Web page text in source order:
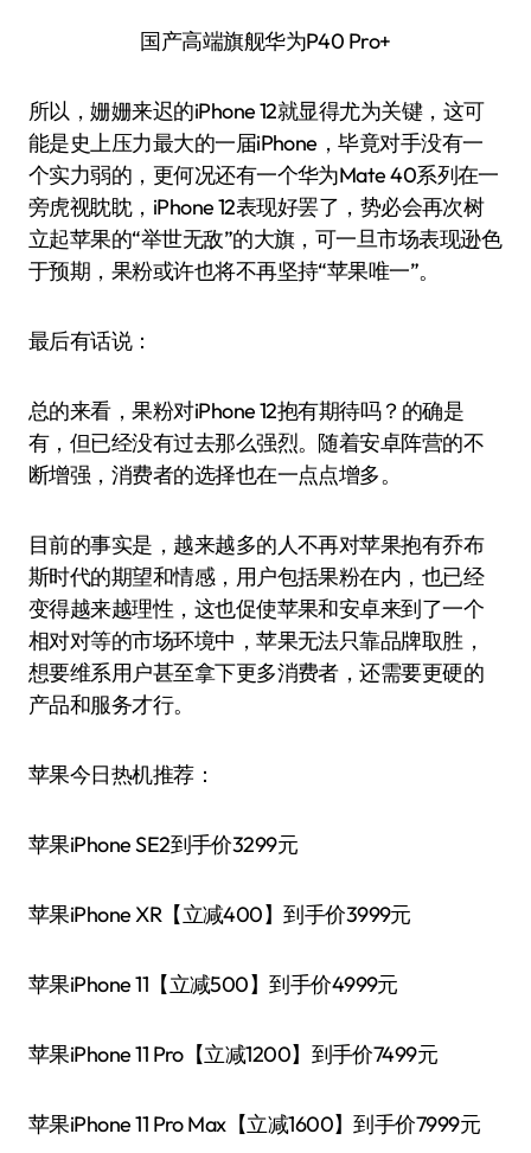
国产高端旗舰华为P40 Pro+
所以，姗姗来迟的iPhone 12就显得尤为关键，这可
能是史上压力最大的一届iPhone，毕竟对手没有一
个实力弱的，更何况还有一个华为Mate 40系列在一
旁虎视眈眈，iPhone 12表现好罢了，势必会再次树
立起苹果的“举世无敌”的大旗，可一旦市场表现逊色
于预期，果粉或许也将不再坚持“苹果唯一”。
最后有话说：
总的来看，果粉对iPhone 12抱有期待吗？的确是
有，但已经没有过去那么强烈。随着安卓阵营的不
断增强，消费者的选择也在一点点增多。
目前的事实是，越来越多的人不再对苹果抱有乔布
斯时代的期望和情感，用户包括果粉在内，也已经
变得越来越理性，这也促使苹果和安卓来到了一个
相对对等的市场环境中，苹果无法只靠品牌取胜，
想要维系用户甚至拿下更多消费者，还需要更硬的
产品和服务才行。
苹果今日热机推荐：
苹果iPhone SE2到手价3299元
苹果iPhone XR【立减400】到手价3999元
苹果iPhone 11【立减500】到手价4999元
苹果iPhone 11 Pro【立减1200】到手价7499元
苹果iPhone 11 Pro Max【立减1600】到手价7999元